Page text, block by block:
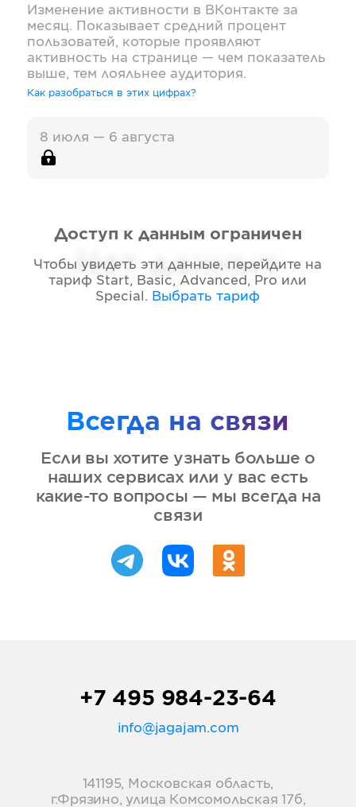
Изменение активности в ВКонтакте за
месяц. Показывает средний процент
пользоватей, которые проявляют
активность на странице — чем показатель
выше, тем лояльнее аудитория.
Как разобраться в этих цифрах?
8 июля — 6 августа
Нет данных
Доступ к данным ограничен
Чтобы увидеть эти данные, перейдите на
тариф Start, Basic, Advanced, Pro или
Special . Выбрать тариф
Всегда на связи
Если вы хотите узнать больше о
наших сервисах или у вас есть
какие-то вопросы — мы всегда на
связи
+7 495 984-23-64
info@jagajam.com
141195, Московская область,
г.Фрязино, улица Комсомольская 17б,